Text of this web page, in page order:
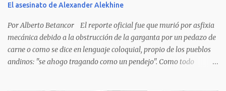
pobreza que afecta a una parte significativa de su población. La
pobreza no es solo una condición económica, sino también...
El asesinato de Alexander Alekhine
Por Alberto Betancor El reporte oficial fue que murió por asfixia
mecánica debido a la obstrucción de la garganta por un pedazo de
carne o como se dice en lenguaje coloquial, propio de los pueblos
andinos: "se ahogo tragando como un pendejo". Como todo